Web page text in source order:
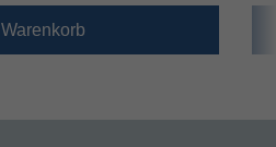
Warenkorb